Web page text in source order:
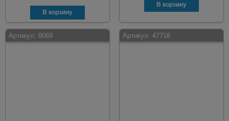
Артикул: 8069 Артикул: 47718